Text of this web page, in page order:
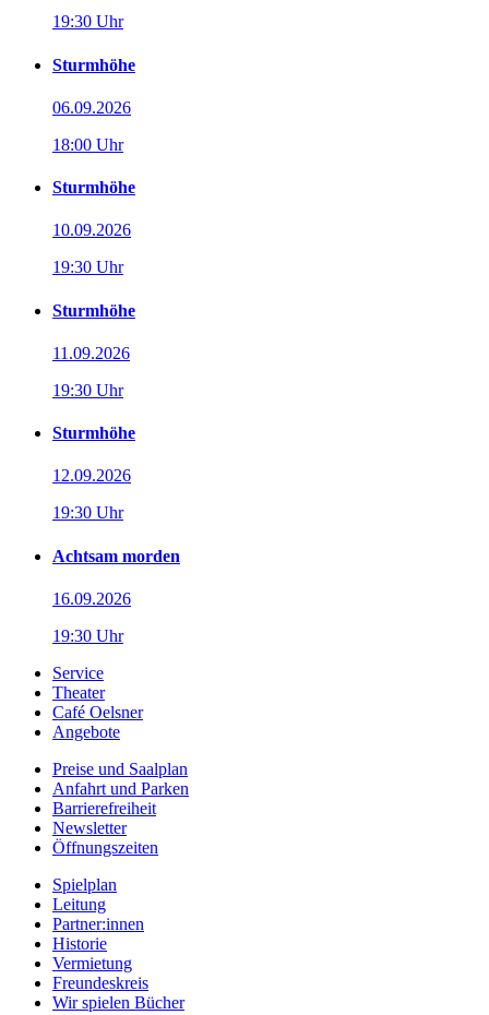
19:30 Uhr
Sturmhöhe
06.09.2026
18:00 Uhr
Sturmhöhe
10.09.2026
19:30 Uhr
Sturmhöhe
11.09.2026
19:30 Uhr
Sturmhöhe
12.09.2026
19:30 Uhr
Achtsam morden
16.09.2026
19:30 Uhr
Service
Theater
Café Oelsner
Angebote
Preise und Saalplan
Anfahrt und Parken
Barrierefreiheit
Newsletter
Öffnungszeiten
Spielplan
Leitung
Partner:innen
Historie
Vermietung
Freundeskreis
Wir spielen Bücher